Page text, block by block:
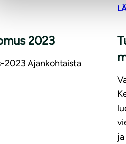
2023
2023 Ajankohtaista